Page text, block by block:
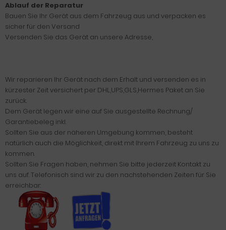
Ablauf der Reparatur
Bauen Sie Ihr Gerät aus dem Fahrzeug aus und verpacken es
sicher für den Versand
Versenden Sie das Gerät an unsere Adresse,
Wir reparieren Ihr Gerät nach dem Erhalt und versenden es in
kürzester Zeit versichert per DHL,UPS,GLS,Hermes Paket an Sie
zurück.
Dem Gerät legen wir eine auf Sie ausgestellte Rechnung/
Garantiebeleg inkl.
Sollten Sie aus der näheren Umgebung kommen, besteht
natürlich auch die Möglichkeit, direkt mit Ihrem Fahrzeug zu uns zu
kommen.
Sollten Sie Fragen haben, nehmen Sie bitte jederzeit Kontakt zu
uns auf. Telefonisch sind wir zu den nachstehenden Zeiten für Sie
erreichbar: